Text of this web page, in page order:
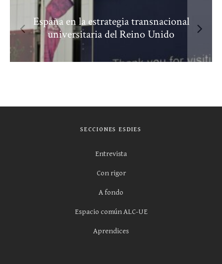
España en la estrategia transnacional
universitaria del Reino Unido
SECCIONES ESDIES
Entrevista
Con rigor
A fondo
Espacio común ALC-UE
Aprendices